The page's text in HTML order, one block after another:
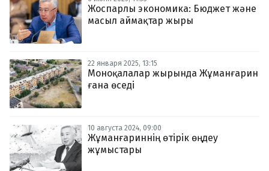
Жоспарлы экономика: Бюджет және
масыл аймақтар жыры
22 января 2025, 13:15
Моноқалалар жырында Жұманғарин
ғана өседі
10 августа 2024, 09:00
Жұманғариннің өтірік өңдеу
жұмыстары